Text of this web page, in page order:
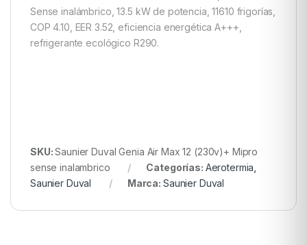
Sense inalámbrico, 13.5 kW de potencia, 11610 frigorías,
COP 4.10, EER 3.52, eficiencia energética A+++,
refrigerante ecológico R290.
SKU:Saunier Duval Genia Air Max 12 (230v)+ Mipro
sense inalambrico
Categorías: Aerotermia
Saunier Duval
Marca: Saunier Duval